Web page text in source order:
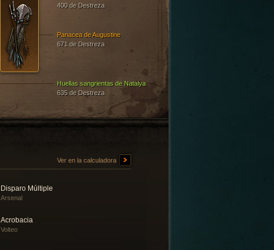
Huellas sangrientas de Natalya
635 de Destreza
Panacea de Augustine
671 de Destreza
400 de Destreza
Ver en la calculadora
Disparo Múltiple
Arsenal
Acrobacia
Volteo